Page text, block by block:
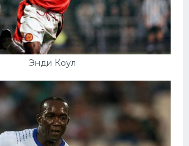
Энди Коул